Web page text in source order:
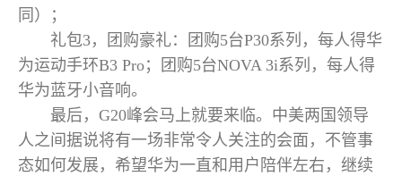
同）；
礼包3，团购豪礼：团购5台P30系列，每人得华
为运动手环B3 Pro；团购5台NOVA 3i系列，每人得
华为蓝牙小音响。
最后，G20峰会马上就要来临。中美两国领导
人之间据说将有一场非常令人关注的会面，不管事
态如何发展，希望华为一直和用户陪伴左右，继续